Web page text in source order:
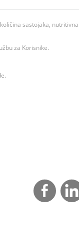
sastojaka,
za Korisnike.